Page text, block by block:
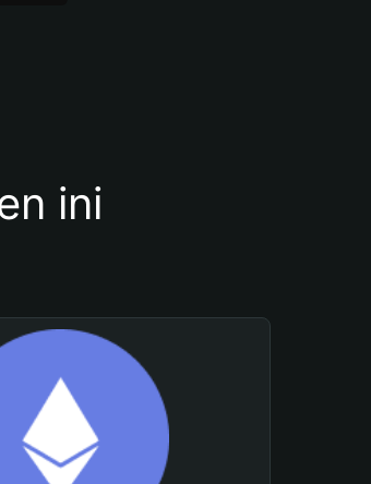
ini